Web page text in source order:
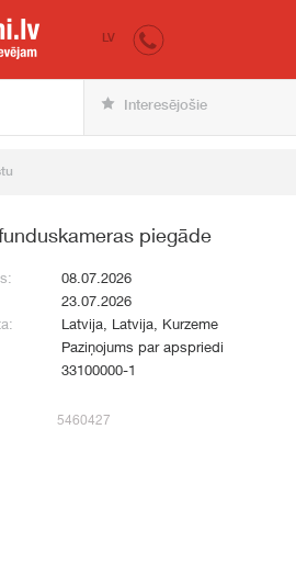
iepirkumi.lv
LV
Interesējošie
piegāde
08.07.2026
23.07.2026
Latvija, Latvija, Kurzeme
Paziņojums par apspriedi
33100000-1
5460427